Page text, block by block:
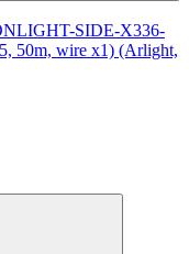
SIDE-X336-
50m, wire x1) (Arlight,